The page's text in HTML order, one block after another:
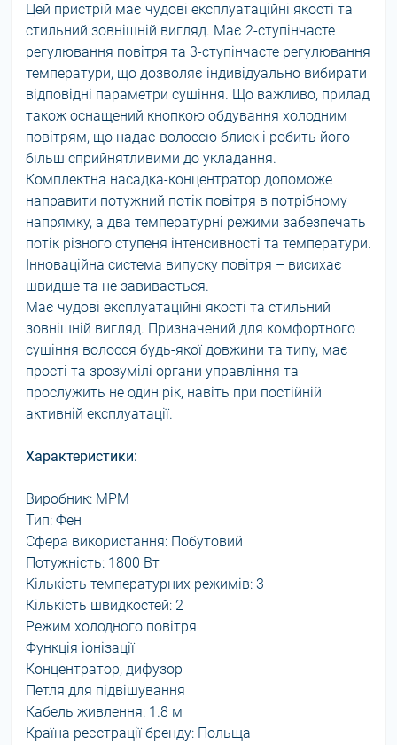
Цей пристрій має чудові експлуатаційні якості та
стильний зовнішній вигляд. Має 2-ступінчасте
регулювання повітря та 3-ступінчасте регулювання
температури, що дозволяє індивідуально вибирати
відповідні параметри сушіння. Що важливо, прилад
також оснащений кнопкою обдування холодним
повітрям, що надає волоссю блиск і робить його
більш сприйнятливими до укладання.
Комплектна насадка-концентратор допоможе
направити потужний потік повітря в потрібному
напрямку, а два температурні режими забезпечать
потік різного ступеня інтенсивності та температури.
Інноваційна система випуску повітря – висихає
швидше та не завивається.
Має чудові експлуатаційні якості та стильний
зовнішній вигляд. Призначений для комфортного
сушіння волосся будь-якої довжини та типу, має
прості та зрозумілі органи управління та
прослужить не один рік, навіть при постійній
активній експлуатації.
Характеристики:
Виробник: MPM
Тип: Фен
Сфера використання: Побутовий
Потужність: 1800 Вт
Кількість температурних режимів: 3
Кількість швидкостей: 2
Режим холодного повітря
Функція іонізації
Концентратор, дифузор
Петля для підвішування
Кабель живлення: 1.8 м
Країна реєстрації бренду: Польща